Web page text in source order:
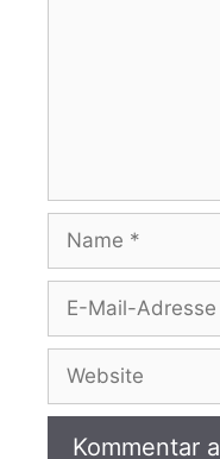
Name
Adresse
Website